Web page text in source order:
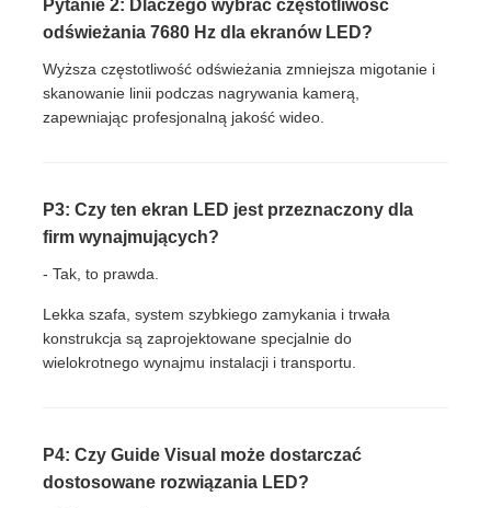
Pytanie 2: Dlaczego wybrać częstotliwość
odświeżania 7680 Hz dla ekranów LED?
Wyższa częstotliwość odświeżania zmniejsza migotanie i
skanowanie linii podczas nagrywania kamerą,
zapewniając profesjonalną jakość wideo.
P3: Czy ten ekran LED jest przeznaczony dla
firm wynajmujących?
- Tak, to prawda.
Lekka szafa, system szybkiego zamykania i trwała
konstrukcja są zaprojektowane specjalnie do
wielokrotnego wynajmu instalacji i transportu.
P4: Czy Guide Visual może dostarczać
dostosowane rozwiązania LED?